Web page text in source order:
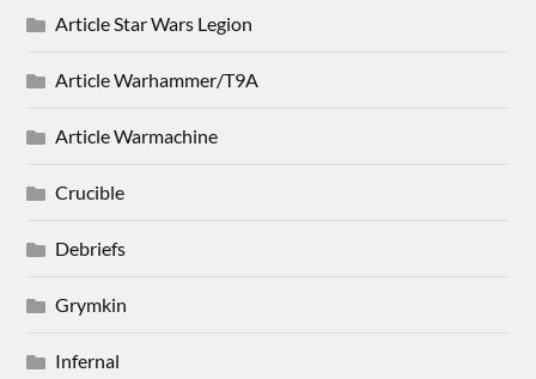
Article Star Wars Legion
Article Warhammer/T9A
Article Warmachine
Crucible
Debriefs
Grymkin
Infernal